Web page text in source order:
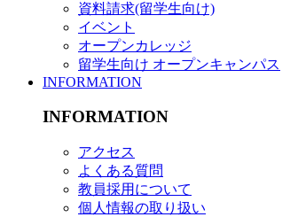
資料請求(留学生向け)
イベント
オープンカレッジ
留学生向け オープンキャンパス
INFORMATION
INFORMATION
アクセス
よくある質問
教員採用について
個人情報の取り扱い